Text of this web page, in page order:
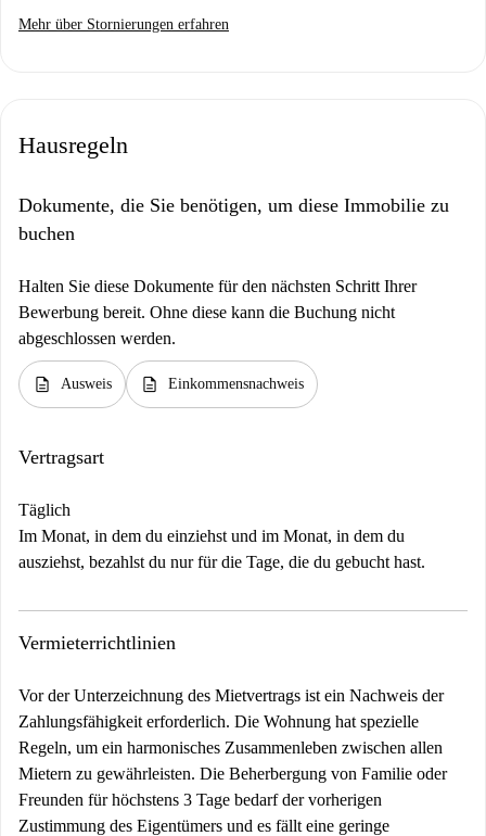
Mehr über Stornierungen erfahren
Hausregeln
Dokumente, die Sie benötigen, um diese Immobilie zu
buchen
Halten Sie diese Dokumente für den nächsten Schritt Ihrer
Bewerbung bereit. Ohne diese kann die Buchung nicht
abgeschlossen werden.
description Ausweis description Einkommensnachweis
Vertragsart
Täglich
Im Monat, in dem du einziehst und im Monat, in dem du
ausziehst, bezahlst du nur für die Tage, die du gebucht hast.
Vermieterrichtlinien
Vor der Unterzeichnung des Mietvertrags ist ein Nachweis der
Zahlungsfähigkeit erforderlich. Die Wohnung hat spezielle
Regeln, um ein harmonisches Zusammenleben zwischen allen
Mietern zu gewährleisten. Die Beherbergung von Familie oder
Freunden für höchstens 3 Tage bedarf der vorherigen
Zustimmung des Eigentümers und es fällt eine geringe